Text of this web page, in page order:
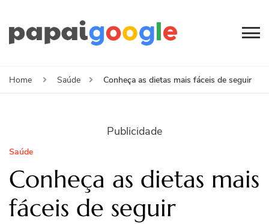
Home Saúde Conheça as dietas mais fáceis de seguir
Publicidade
Saúde
Conheça as dietas mais
fáceis de seguir